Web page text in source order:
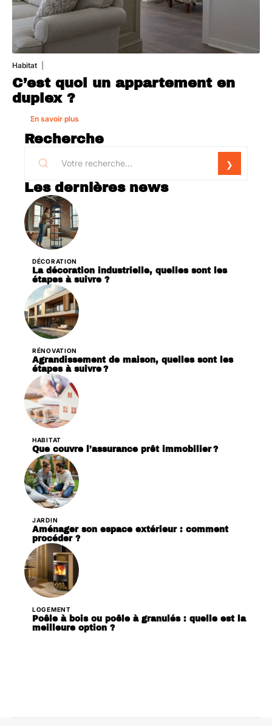
Habitat
C’est quoi un appartement en
duplex ?
En savoir plus
Recherche
Les dernières news
DÉCORATION
La décoration industrielle, quelles sont les
étapes à suivre ?
RÉNOVATION
Agrandissement de maison, quelles sont les
étapes à suivre ?
HABITAT
Que couvre l’assurance prêt immobilier ?
JARDIN
Aménager son espace extérieur : comment
procéder ?
LOGEMENT
Poêle à bois ou poêle à granulés : quelle est la
meilleure option ?